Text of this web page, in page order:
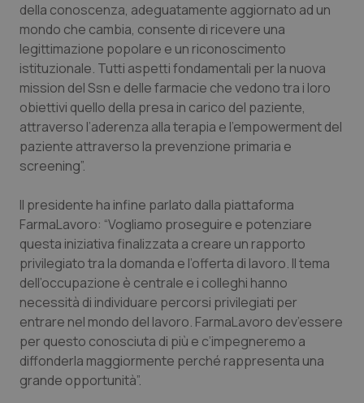
della conoscenza, adeguatamente aggiornato ad un
mondo che cambia, consente di ricevere una
legittimazione popolare e un riconoscimento
istituzionale. Tutti aspetti fondamentali per la nuova
mission del Ssn e delle farmacie che vedono tra i loro
obiettivi quello della presa in carico del paziente,
attraverso l’aderenza alla terapia e l’empowerment del
paziente attraverso la prevenzione primaria e
screening”.
Il presidente ha infine parlato dalla piattaforma
FarmaLavoro: “Vogliamo proseguire e potenziare
questa iniziativa finalizzata a creare un rapporto
privilegiato tra la domanda e l’offerta di lavoro. Il tema
dell’occupazione è centrale e i colleghi hanno
necessità di individuare percorsi privilegiati per
entrare nel mondo del lavoro. FarmaLavoro dev’essere
per questo conosciuta di più e c’impegneremo a
diffonderla maggiormente perché rappresenta una
grande opportunità”.